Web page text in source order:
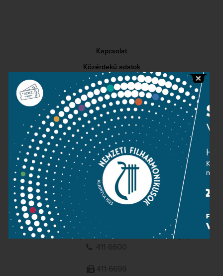
Kapcsolat
Közérdekű adatok
Sajtószoba
Adatvédelem
Impresszum
NEMZETI
FILHARMONIKUSOK
1095 Budapest, Komor Marcell u. 1. (Müpa)
411-6600
411-6699